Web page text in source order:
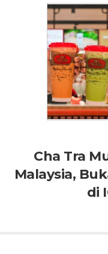
Cha Tra
Malaysia,
di